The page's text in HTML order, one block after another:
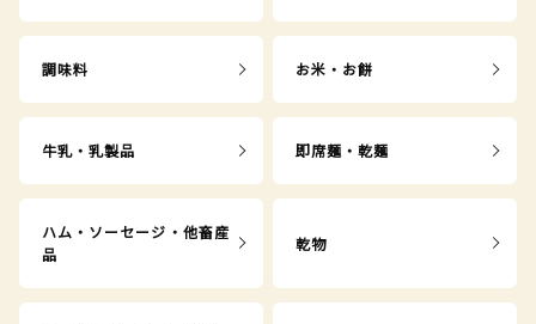
調味料 お米・お餅
牛乳・乳製品 即席麺・乾麺
ハム・ソーセージ・他畜産
品
乾物